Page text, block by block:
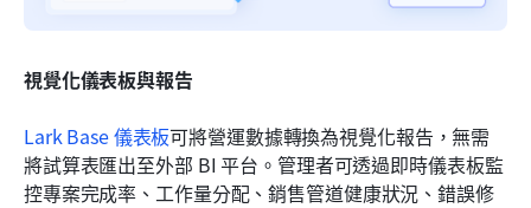
視覺化儀表板與報告
Lark Base 儀表板可將營運數據轉換為視覺化報告，無需
將試算表匯出至外部 BI 平台。管理者可透過即時儀表板監
控專案完成率、工作量分配、銷售管道健康狀況、錯誤修